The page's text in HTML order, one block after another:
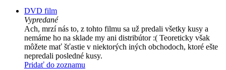
DVD film
Vypredané
Ach, mrzí nás to, z tohto filmu sa už predali všetky kusy a
nemáme ho na sklade my ani distribútor :( Teoreticky však
môžete mať šťastie v niektorých iných obchodoch, ktoré ešte
nepredali posledné kusy.
Pridať do zoznamu